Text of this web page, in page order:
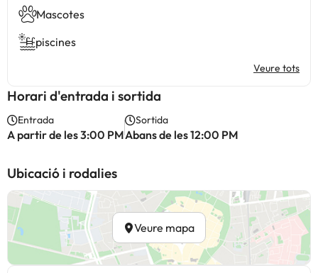
Mascotes
piscines
Veure tots
Horari d'entrada i sortida
Entrada
A partir de les 3:00 PM
Sortida
Abans de les 12:00 PM
Ubicació i rodalies
Veure mapa